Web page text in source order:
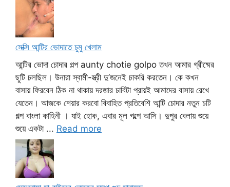
সেক্সি আন্টির ভোদাতে চুমু খেলাম
আন্টির ভোদা চোদার গল্প aunty chotie golpo তখন আমার গ্রীষ্মের
ছুটি চলছিল। উনারা স্বামী-স্ত্রী দু’জনেই চাকরি করতেন। কে কখন
বাসায় ফিরবেন ঠিক না থাকায় দরজার চাবিটা প্রায়ই আমাদের বাসায় রেখে
যেতেন। আজকে শেয়ার করবো বিবাহিত প্রতিবেশি আন্টি চোদার নতুন চটি
গল্প বাংলা কাহিনী । যাই হোক, এবার মূল গল্পে আসি। দুপুর বেলায় শুয়ে
শুয়ে একটা ... Read more